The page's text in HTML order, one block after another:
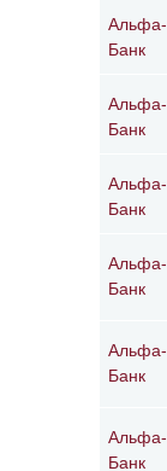
Альфа-
Банк
Альфа-
Банк
Альфа-
Банк
Альфа-
Банк
Альфа-
Банк
Альфа-
Банк